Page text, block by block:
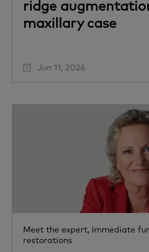
ridge
maxillary case
Jun 11, 2026
Meet the expert, Immediate
restorations